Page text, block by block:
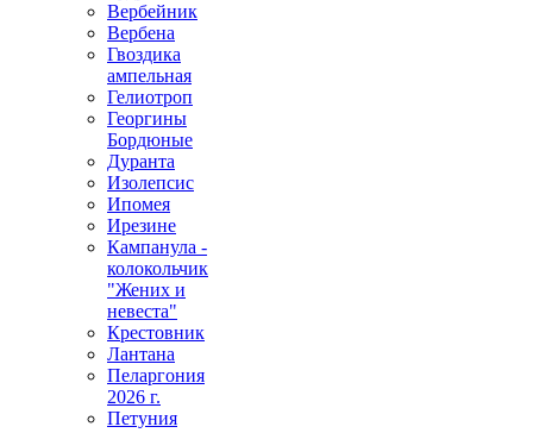
Вербейник
Вербена
Гвоздика
ампельная
Гелиотроп
Георгины
Бордюные
Дуранта
Изолепсис
Ипомея
Ирезине
Кампанула -
колокольчик
"Жених и
невеста"
Крестовник
Лантана
Пеларгония
2026 г.
Петуния